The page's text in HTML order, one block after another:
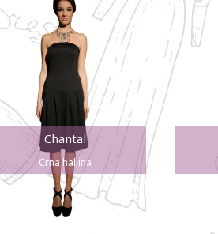
Chantal
Crna haljina